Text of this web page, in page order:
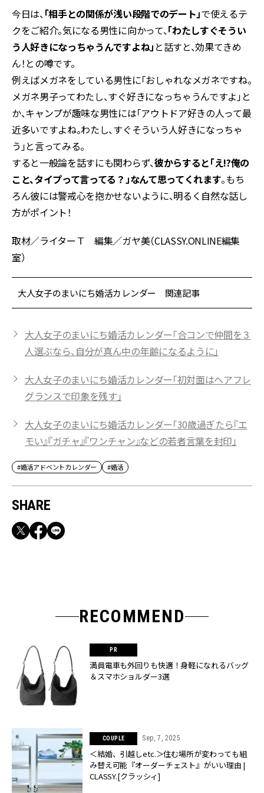
今日は、「相手との関係が浅い段階でのデート」で使えるテ
クをご紹介。気になる男性に向かって、「わたしすぐそうい
う人好きになっちゃうんですよね」 と話すと、効果てきめ
ん！との噂です。
例えばメガネをしている男性に「おしゃれなメガネですね。
メガネ男子ってわたし、すぐ好きになっちゃうんですよ」と
か、キャンプが趣味な男性には「アウトドア好きの人って最
近多いですよね。わたし、すぐそういう人好きになっちゃ
う」と言ってみる。
すると一般論を話すにも関わらず、彼からすると「え!?俺の
こと、タイプって言ってる？」なんて思ってくれます。もち
ろん彼には警戒心を抱かせないように、明るく自然な話し
方がポイント！
取材／ライターＴ 編集／ガヤ美（CLASSY.ONLINE編集
室）
大人女子のまいにち婚活カレンダー 関連記事
大人女子のまいにち婚活カレンダー「合コンで仲間を３
人選ぶなら、自分が真ん中の年齢になるように」
大人女子のまいにち婚活カレンダー「初対面はヘアフレ
グランスで印象を残す」
大人女子のまいにち婚活カレンダー「30歳過ぎたら『エ
モい』『ガチャ』『ワンチャン』などの若者言葉を封印」
#婚活アドベントカレンダー #婚活
SHARE
RECOMMEND
満員電車も外回りも快適！身軽になれるバッグ
＆スマホショルダー3選
COUPLE Sep, 7, 2025
＜結婚、引越しetc.＞住む場所が変わっても組
み替え可能『オーダーチェスト』がいい理由 |
CLASSY.[クラッシィ]